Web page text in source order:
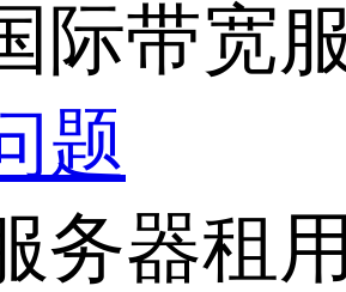
际带宽
题
务器租